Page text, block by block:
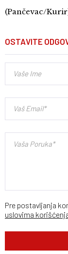
(Pančevac/
OSTAVITE
Pre postavljanja
uslovima